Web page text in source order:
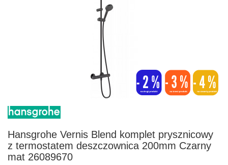
Hansgrohe Vernis Blend komplet prysznicowy
z termostatem deszczownica 200mm Czarny
mat 26089670